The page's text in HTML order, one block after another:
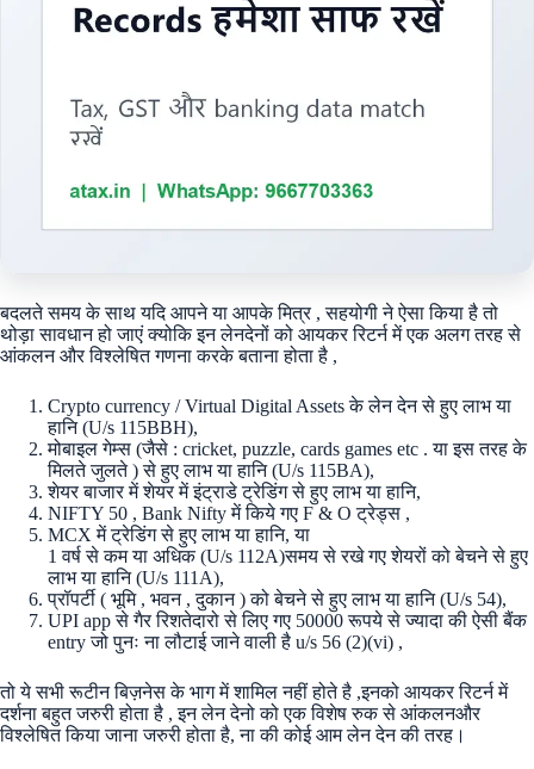
बदलते समय के साथ यदि आपने या आपके मित्र , सहयोगी ने ऐसा किया है तो
थोड़ा सावधान हो जाएं क्योकि इन लेनदेनों को आयकर रिटर्न में एक अलग तरह से
आंकलन और विश्लेषित गणना करके बताना होता है ,
Crypto currency / Virtual Digital Assets के लेन देन से हुए लाभ या
हानि (U/s 115BBH),
मोबाइल गेम्स (जैसे : cricket, puzzle, cards games etc . या इस तरह के
मिलते जुलते ) से हुए लाभ या हानि (U/s 115BA),
शेयर बाजार में शेयर में इंट्राडे ट्रेडिंग से हुए लाभ या हानि,
NIFTY 50 , Bank Nifty में किये गए F & O ट्रेड्स ,
MCX में ट्रेडिंग से हुए लाभ या हानि, या
1 वर्ष से कम या अधिक (U/s 112A)समय से रखे गए शेयरों को बेचने से हुए
लाभ या हानि (U/s 111A),
प्रॉपर्टी ( भूमि , भवन , दुकान ) को बेचने से हुए लाभ या हानि (U/s 54),
UPI app से गैर रिशतेदारो से लिए गए 50000 रूपये से ज्यादा की ऐसी बैंक
entry जो पुनः ना लौटाई जाने वाली है u/s 56 (2)(vi) ,
तो ये सभी रूटीन बिज़नेस के भाग में शामिल नहीं होते है ,इनको आयकर रिटर्न में
दर्शना बहुत जरुरी होता है , इन लेन देनो को एक विशेष रुक से आंकलनऔर
विश्लेषित किया जाना जरुरी होता है, ना की कोई आम लेन देन की तरह।